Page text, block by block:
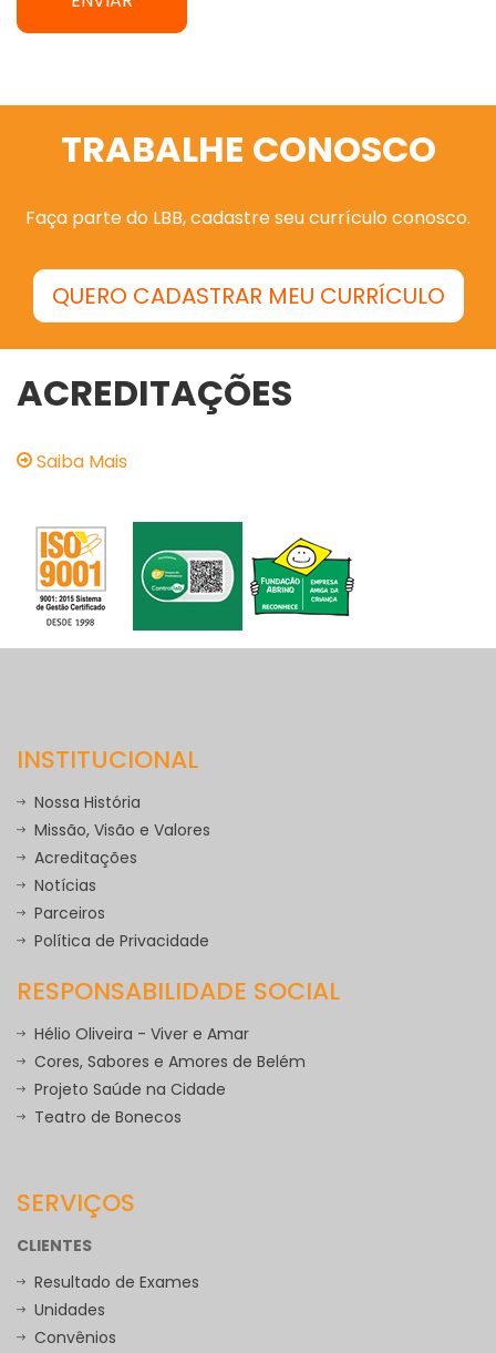
TRABALHE CONOSCO
Faça parte do LBB, cadastre seu currículo conosco.
QUERO CADASTRAR MEU CURRÍCULO
ACREDITAÇÕES
Saiba Mais
INSTITUCIONAL
Nossa História
Missão, Visão e Valores
Acreditações
Notícias
Parceiros
Política de Privacidade
RESPONSABILIDADE SOCIAL
Hélio Oliveira - Viver e Amar
Cores, Sabores e Amores de Belém
Projeto Saúde na Cidade
Teatro de Bonecos
SERVIÇOS
CLIENTES
Resultado de Exames
Unidades
Convênios